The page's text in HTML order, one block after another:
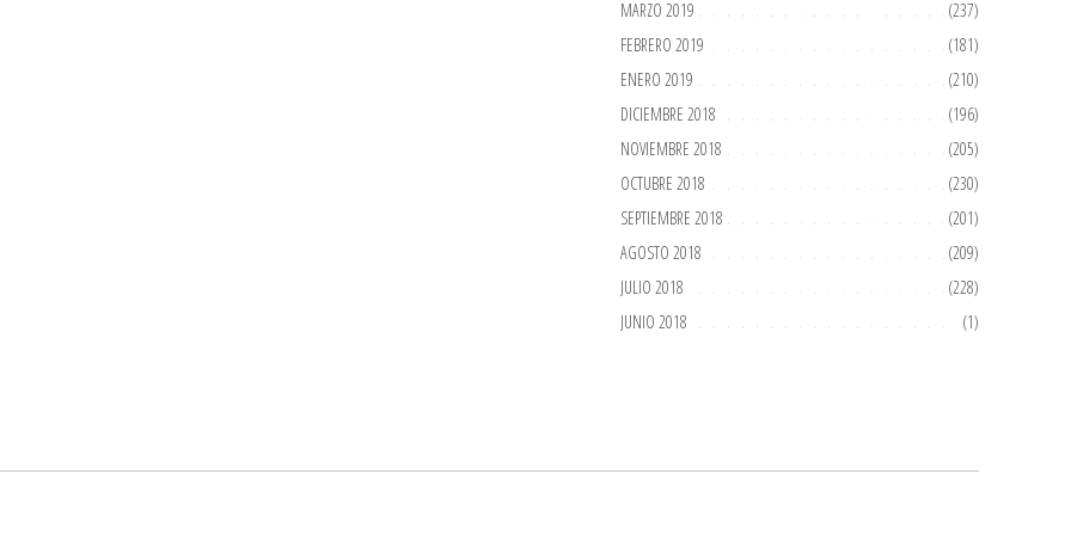
MARZO 2019
(237)
FEBRERO 2019
(181)
ENERO 2019
(210)
DICIEMBRE 2018
(196)
NOVIEMBRE 2018
(205)
OCTUBRE 2018
(230)
SEPTIEMBRE 2018
(201)
AGOSTO 2018
(209)
JULIO 2018
(228)
JUNIO 2018
(1)